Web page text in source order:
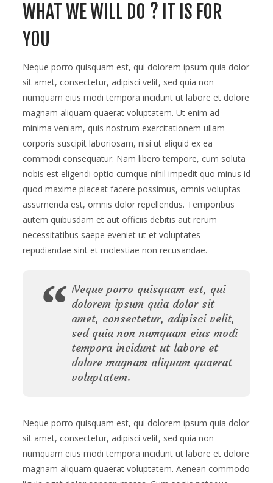
WHAT WE WILL DO ? IT IS FOR
YOU
Neque porro quisquam est, qui dolorem ipsum quia dolor
sit amet, consectetur, adipisci velit, sed quia non
numquam eius modi tempora incidunt ut labore et dolore
magnam aliquam quaerat voluptatem. Ut enim ad
minima veniam, quis nostrum exercitationem ullam
corporis suscipit laboriosam, nisi ut aliquid ex ea
commodi consequatur. Nam libero tempore, cum soluta
nobis est eligendi optio cumque nihil impedit quo minus id
quod maxime placeat facere possimus, omnis voluptas
assumenda est, omnis dolor repellendus. Temporibus
autem quibusdam et aut officiis debitis aut rerum
necessitatibus saepe eveniet ut et voluptates
repudiandae sint et molestiae non recusandae.
Neque porro quisquam est, qui
dolorem ipsum quia dolor sit
amet, consectetur, adipisci velit,
sed quia non numquam eius modi
tempora incidunt ut labore et
dolore magnam aliquam quaerat
voluptatem.
Neque porro quisquam est, qui dolorem ipsum quia dolor
sit amet, consectetur, adipisci velit, sed quia non
numquam eius modi tempora incidunt ut labore et dolore
magnam aliquam quaerat voluptatem. Aenean commodo